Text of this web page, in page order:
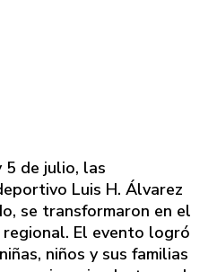
5 de julio, las
Luis H. Álvarez
se transformaron en el
El evento logró
niños y sus familias